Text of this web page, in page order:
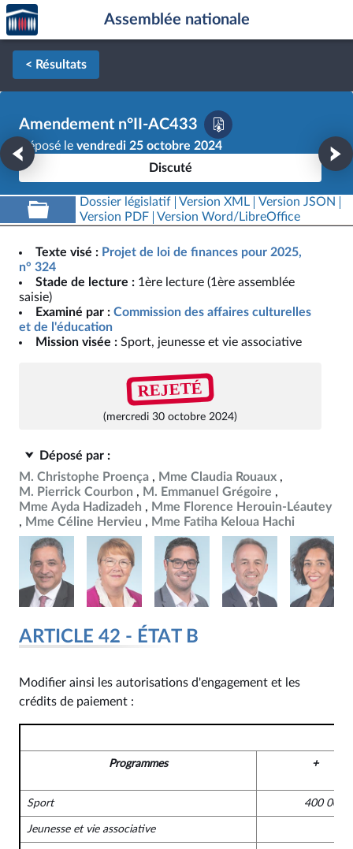
Aller au contenu
Aller en bas de la page
Accèder
à la
page
d'accueil
Assemblée nationale
< Résultats
Amendement n°II-AC433
Déposé le vendredi 25 octobre 2024
Discuté
Dossier législatif Version XML
Version JSON
Version PDF
Version Word/LibreOffice
Texte visé : Projet de loi de finances pour 2025,
n° 324
Stade de lecture : 1ère lecture (1ère assemblée
saisie)
Examiné par : Commission des affaires culturelles
et de l'éducation
Mission visée : Sport, jeunesse et vie associative
REJETÉ
(mercredi 30 octobre 2024)
Déposé par :
M. Christophe Proença
Mme Claudia Rouaux
M. Pierrick Courbon
M. Emmanuel Grégoire
Mme Ayda Hadizadeh
Mme Florence Herouin-Léautey
Mme Céline Hervieu
Mme Fatiha Keloua Hachi
ARTICLE 42 - ÉTAT B
Modifier ainsi les autorisations d'engagement et les
crédits de paiement :
Programmes +
Sport 400 000
Jeunesse et vie associative